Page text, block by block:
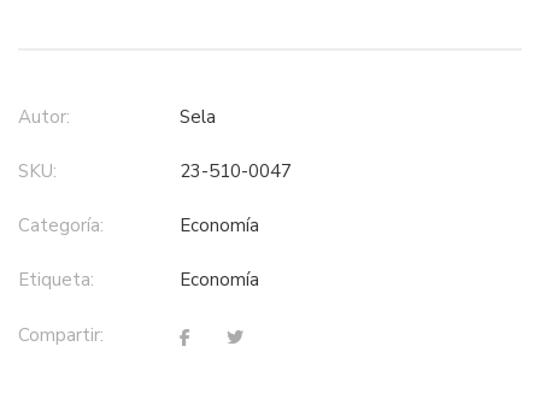
Autor: Sela
SKU: 23-510-0047
Categoría: economía
Etiqueta: economía
Compartir: